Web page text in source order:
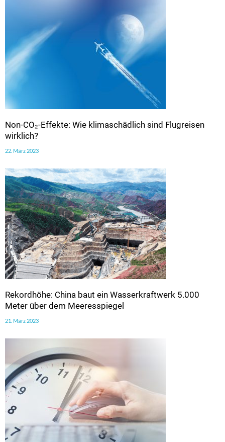
Non-CO₂-Effekte: Wie klimaschädlich sind Flugreisen
wirklich?
22. März 2023
Rekordhöhe: China baut ein Wasserkraftwerk 5.000
Meter über dem Meeresspiegel
21. März 2023